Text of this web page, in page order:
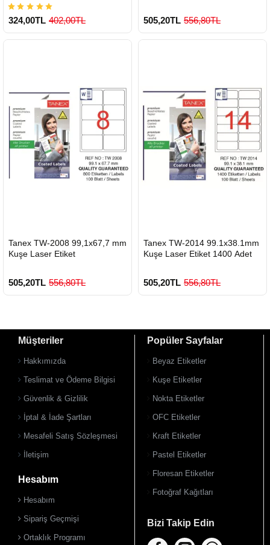
900 TL Üzeri Kargo Ücretsiz
324,00TL 402,00TL
900 TL Üzeri Kargo Ücretsiz
505,20TL 556,80TL
GÖNDERİ
900 TL Üzeri Kargo Ücretsiz
Tanex TW-2008 99,1x67,7 mm
Kuşe Laser Etiket
505,20TL 556,80TL
GÖNDERİ
Tanex TW-2014 99.1x38.1mm
Kuşe Laser Etiket 1400 Adet
505,20TL 556,80TL
Müşteriler
Hakkımızda
Teslimat ve Ödeme Bilgisi
Güvenlik & Gizlilik
İptal & İade Şartları
Mesafeli Satış Sözleşmesi
İletişim
Hesabım
Hesabım
Sipariş Geçmişi
Ortaklık Programı
Popüler Sayfalar
Beyaz Etiketler
Kuşe Etiketler
Nokta Etiketler
OFC Etiketler
Kraft Etiketler
Pastel Etiketler
Floresan Etiketler
Fotoğraf Kağıtları
Bizi Takip Edin